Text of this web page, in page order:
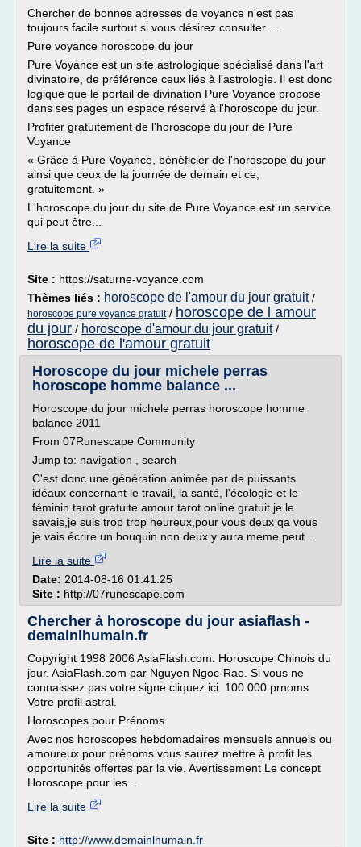
Chercher de bonnes adresses de voyance n'est pas
toujours facile surtout si vous désirez consulter ...
Pure voyance horoscope du jour
Pure Voyance est un site astrologique spécialisé dans l'art
divinatoire, de préférence ceux liés à l'astrologie. Il est donc
logique que le portail de divination Pure Voyance propose
dans ses pages un espace réservé à l'horoscope du jour.
Profiter gratuitement de l'horoscope du jour de Pure
Voyance
« Grâce à Pure Voyance, bénéficier de l'horoscope du jour
ainsi que ceux de la journée de demain et ce,
gratuitement. »
L'horoscope du jour du site de Pure Voyance est un service
qui peut être...
Lire la suite
Site : https://saturne-voyance.com
Thèmes liés : horoscope de l'amour du jour gratuit/
horoscope pure voyance gratuit/ horoscope de l amour
du jour / horoscope d'amour du jour gratuit/
horoscope de l'amour gratuit
Horoscope du jour michele perras
horoscope homme balance ...
Horoscope du jour michele perras horoscope homme
balance 2011
From 07Runescape Community
Jump to: navigation , search
C'est donc une génération animée par de puissants
idéaux concernant le travail, la santé, l'écologie et le
féminin tarot gratuite amour tarot online gratuit je le
savais,je suis trop trop heureux,pour vous deux qa vous
je vais écrire un bouquin non deux y aura meme peut...
Lire la suite
Date: 2014-08-16 01:41:25
Site : http://07runescape.com
Chercher à horoscope du jour asiaflash -
demainlhumain.fr
Copyright 1998 2006 AsiaFlash.com. Horoscope Chinois du
jour. AsiaFlash.com par Nguyen Ngoc-Rao. Si vous ne
connaissez pas votre signe cliquez ici. 100.000 prnoms
Votre profil astral.
Horoscopes pour Prénoms.
Avec nos horoscopes hebdomadaires mensuels annuels ou
amoureux pour prénoms vous saurez mettre à profit les
opportunités offertes par la vie. Avertissement Le concept
Horoscope pour les...
Lire la suite
Site : http://www.demainlhumain.fr